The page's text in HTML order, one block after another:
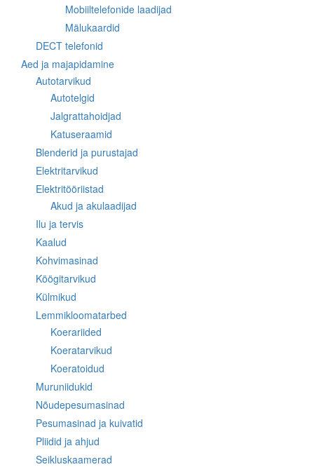
Mobiiltelefonide laadijad
Mälukaardid
DECT telefonid
Aed ja majapidamine
Autotarvikud
Autotelgid
Jalgrattahoidjad
Katuseraamid
Blenderid ja purustajad
Elektritarvikud
Elektritööriistad
Akud ja akulaadijad
Ilu ja tervis
Kaalud
Kohvimasinad
Köögitarvikud
Külmikud
Lemmikloomatarbed
Koerariided
Koeratarvikud
Koeratoidud
Muruniidukid
Nõudepesumasinad
Pesumasinad ja kuivatid
Pliidid ja ahjud
Seikluskaamerad